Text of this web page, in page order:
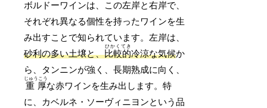
ボルドーワインは、この左岸と右岸で、
それぞれ異なる個性を持ったワインを生
み出すことで知られています。左岸は、
砂利の多い土壌と、比較的
ひかくてき
冷涼な気候か
ら、タンニンが強く、長期熟成に向く、
重厚
じゅうこう
な赤ワインを生み出します。特
に、カベルネ・ソーヴィニヨンという品